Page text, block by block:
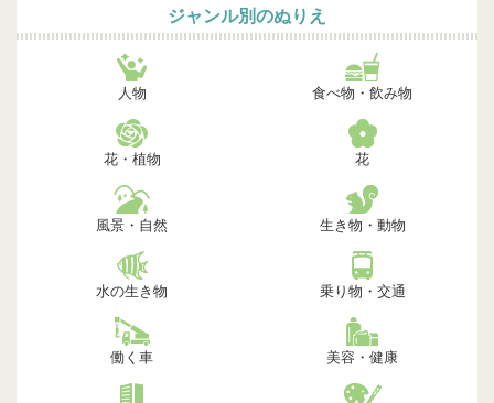
ジャンル別のぬりえ
人物 食べ物・飲み物
花・植物 花
風景・自然 生き物・動物
水の生き物 乗り物・交通
働く車 美容・健康